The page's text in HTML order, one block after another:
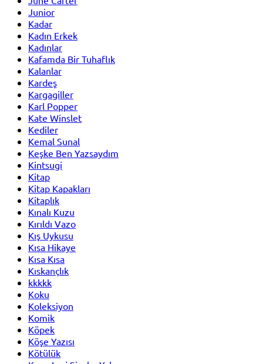
Junior
Kadar
Kadın Erkek
Kadınlar
Kafamda Bir Tuhaflık
Kalanlar
Kardeş
Kargagiller
Karl Popper
Kate Winslet
Kediler
Kemal Sunal
Keşke Ben Yazsaydım
Kintsugi
Kitap
Kitap Kapakları
Kitaplık
Kınalı Kuzu
Kırıldı Vazo
Kış Uykusu
Kısa Hikaye
Kısa Kısa
Kıskançlık
kkkkk
Koku
Koleksiyon
Komik
Köpek
Köşe Yazısı
Kötülük